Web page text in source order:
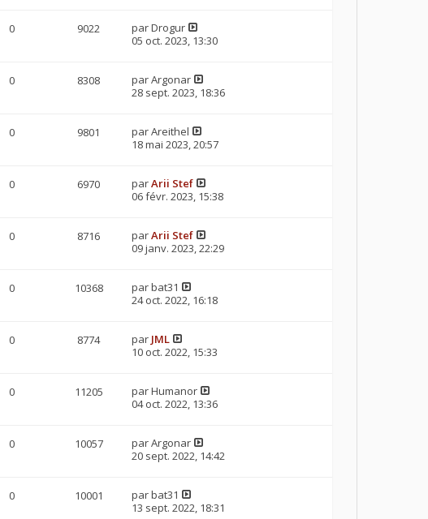
0 9022 parDrogur
05 oct. 2023, 13:30
0 8308 parArgonar
28 sept. 2023, 18:36
0 9801 parAreithel
18 mai 2023, 20:57
0 6970 parArii Stef
06 févr. 2023, 15:38
0 8716 parArii Stef
09 janv. 2023, 22:29
0 10368 parbat31
24 oct. 2022, 16:18
0 8774 par JML
10 oct. 2022, 15:33
0 11205 parHumanor
04 oct. 2022, 13:36
0 10057 parArgonar
20 sept. 2022, 14:42
0 10001 parbat31
13 sept. 2022, 18:31